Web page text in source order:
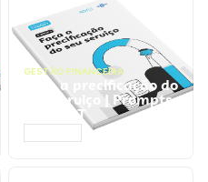
GESTÃO FINANCEIRA
Faça a precificação do
seu serviço | Prompts
ChatGPT